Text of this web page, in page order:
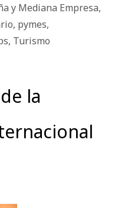
y Mediana Empresa,
, pymes,
, Turismo
la